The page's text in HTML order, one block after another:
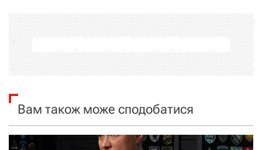
г
а
ц
і
я
з
Вам також може сподобатися